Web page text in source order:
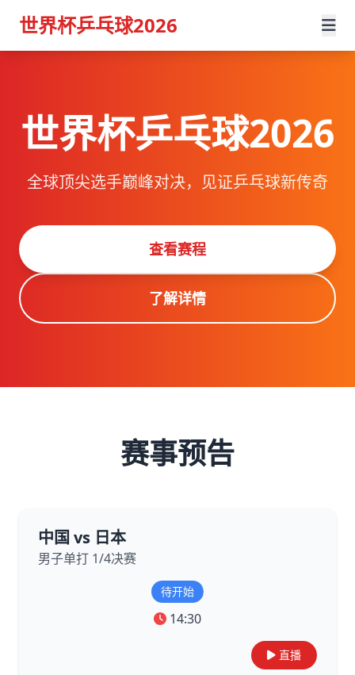
世界杯乒乓球2026
世界杯乒乓球2026
全球顶尖选手巅峰对决，见证乒乓球新传奇
查看赛程
了解详情
赛事预告
中国 vs 日本
男子单打 1/4决赛
待开始
14:30
直播